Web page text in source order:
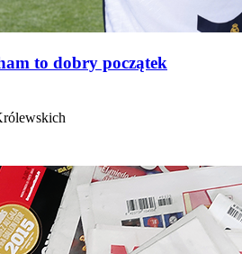
to dobry początek